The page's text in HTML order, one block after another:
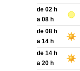
de 02 h
a 08 h
de 08 h
a 14 h
de 14 h
a 20 h